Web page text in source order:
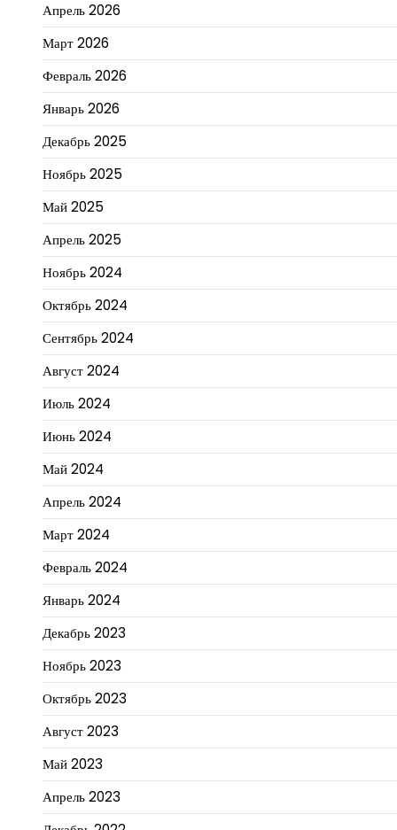
Апрель 2026
Март 2026
Февраль 2026
Январь 2026
Декабрь 2025
Ноябрь 2025
Май 2025
Апрель 2025
Ноябрь 2024
Октябрь 2024
Сентябрь 2024
Август 2024
Июль 2024
Июнь 2024
Май 2024
Апрель 2024
Март 2024
Февраль 2024
Январь 2024
Декабрь 2023
Ноябрь 2023
Октябрь 2023
Август 2023
Май 2023
Апрель 2023